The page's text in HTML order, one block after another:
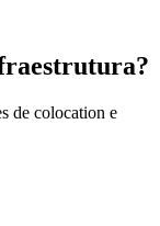
de colocation e